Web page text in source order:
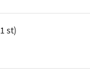
1 st)